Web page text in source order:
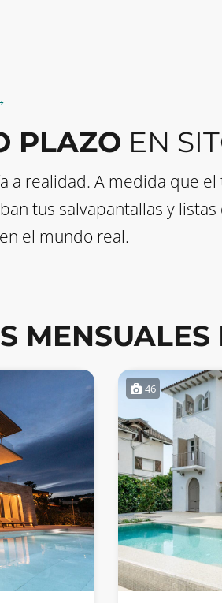
PLAZO EN
a realidad. A medida que
tus salvapantallas y
el mundo real.
MENSUALES
46